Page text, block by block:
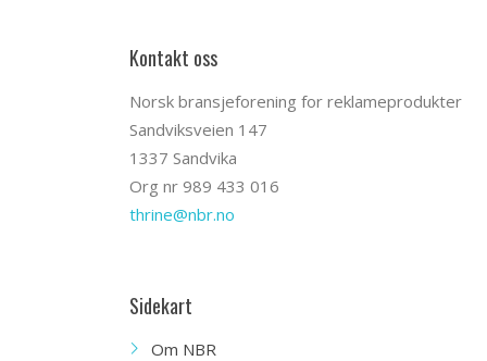
Kontakt oss
Norsk bransjeforening for reklameprodukter
Sandviksveien 147
1337 Sandvika
Org nr 989 433 016
thrine@nbr.no
Sidekart
Om NBR